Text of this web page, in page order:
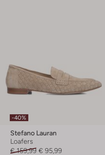
-40%
Stefano Lauran
Loafers
€ 159,99 € 95,99